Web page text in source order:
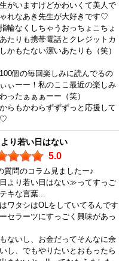
がいますけどかわいくて美人で
れなあき先生が大好きです♡
輪なくしちゃうおっちょこちょ
たりも携帯電話とクレジットカ
かもたない潔いあたりも（笑）
個の毎回楽しみに読んでるの
ぃーー！私のここ最近の楽しみ
ったぁぁぁーー（笑）
らもかわらずずずっと応援して
♡
り若い日はない
5.0
質問のコラム見ましたー♪
より若い日はない≫ってすっご
キな言葉...
ワタシはOLをしていてるんです
セラーツにすっごく興味があっ
ないし、お金だってそんなに余
し、でもやりたいとおもったら